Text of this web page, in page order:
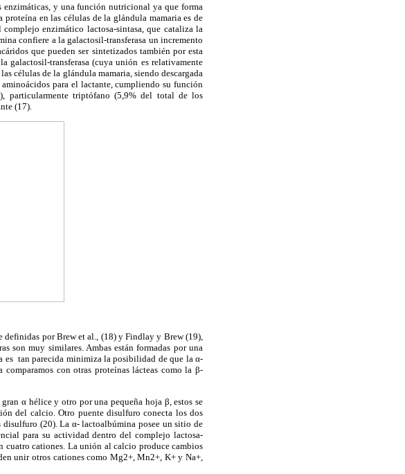
y una función nutricional ya que forma
en las células de la glándula mamaria es de
enzimático lactosa-sintasa, que cataliza la
confiere a la galactosil-transferasa un incremento
que pueden ser sintetizados también por esta
galactosil-transferasa (cuya unión es relativamente
células de la glándula mamaria, siendo descargada
para el lactante, cumpliendo su función
particularmente triptófano (5,9% del total de los
(17).
por Brew et al., (18) y Findlay y Brew (19),
son muy similares. Ambas están formadas por una
es tan parecida minimiza la posibilidad de que la α-
con otras proteínas lácteas como la β-
α hélice y otro por una pequeña hoja β, estos se
del calcio. Otro puente disulfuro conecta los dos
(20). La α- lactoalbúmina posee un sitio de
para su actividad dentro del complejo lactosa-
cuatro cationes. La unión al calcio produce cambios
unir otros cationes como Mg2+, Mn2+, K+ y Na+,